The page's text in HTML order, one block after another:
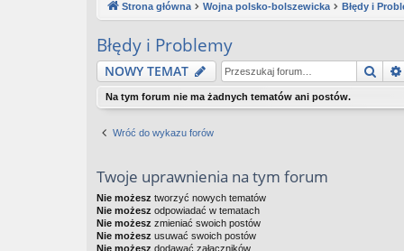
…
Strona główna Wojna polsko-bolszewicka Błędy i
Błędy i Problemy
NOWY TEMAT
Na tym forum nie ma żadnych tematów ani postów.
Wróć do wykazu forów
Twoje uprawnienia na tym forum
Nie możesz tworzyć nowych tematów
Nie możesz odpowiadać w tematach
Nie możesz zmieniać swoich postów
Nie możesz usuwać swoich postów
Nie możesz dodawać załączników